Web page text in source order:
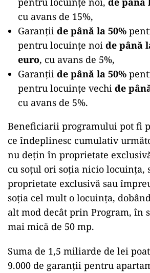
cu avans de 15%,
Garanții de până la 50%
pentru locuințe noi de până
euro, cu avans de 5%,
Garanții de până la 50%
pentru locuințe vechi de
cu avans de 5%.
Beneficiarii programului pot fi
ce îndeplinesc cumulativ
nu dețin în proprietate
cu soțul ori soția nicio locuința,
proprietate exclusivă sau
soția cel mult o locuința,
alt mod decât prin Program, în
mai mică de 50 mp.
Suma de 1,5 miliarde de lei
9.000 de garanții pentru